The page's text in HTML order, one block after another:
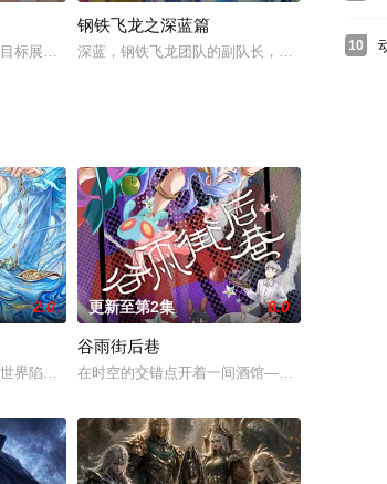
，这一切这么有趣！原来中国早就有人鱼但根本不是漂
安城秦家女婿许无舟意外得到宝器“轮回碗”，不断吞噬金
标展开修行已经过了两年的岁月。他被赋予了“降临下界与
钢铁飞龙之深蓝篇
深蓝，钢铁飞龙团队的副队长，冷峻外表下藏
而，令他震惊的是，游戏中强大无比的魔王苏夜不知为
画正式启动！
2.0
界陷入混乱。混沌从深渊崛起，黑暗如潮水般吞噬大
更新至第2集 8.0
谷雨街后巷
在时空的交错点开着一间酒馆——谷雨街后巷。
10